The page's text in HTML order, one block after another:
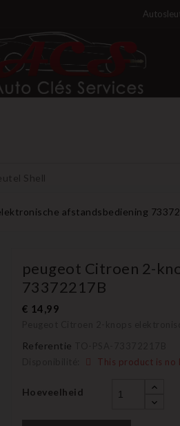
Shell
afstandsbediening
peugeot Citroen 2-
73372217B
€ 14,99
Referentie
This product is no
Hoeveelheid